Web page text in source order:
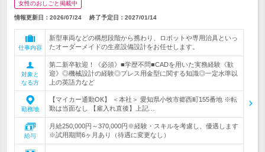
女性のおしごと掲載中
情報更新日：2026/07/24 終了予定日： 2027/01/14
仕事内容
新型車両などの構想段階から携わり、ロボットや専用治具といっ
たオーダーメイドの生産設備設計をお任せします。
対象と
なる方
第二新卒歓迎！《必須》■学歴不問■CADを用いた実務経験《歓
迎》◎機械設計の経験◎プレス用金型に関する知識◎一定水準以
上の英語力など
勤務地
【マイカー通勤OK】 ＜本社＞ 愛知県小牧市郷西町155番地 ※転
勤は当面なし 【雇入れ直後】上記…
給与
月給250,000円～370,000円※経験・スキルを考慮し、優遇します
※試用期間6ヶ月あり（待遇に変更なし）